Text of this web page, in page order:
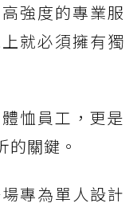
強度的專業服
就必須擁有獨
恤員工，更是
的關鍵。
專為單人設計